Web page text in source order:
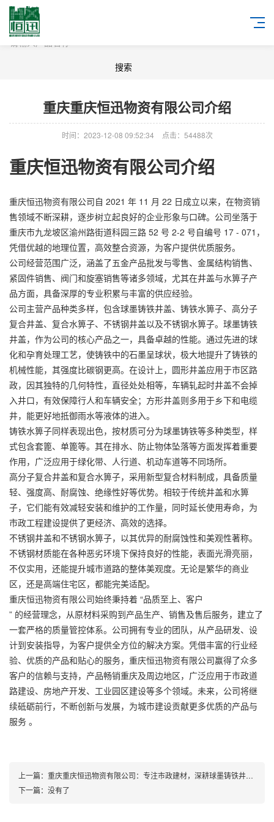
重庆重庆恒迅物资有限公司介绍​
时间：2023-12-08 09:52:34 点击：54488次
重庆恒迅物资有限公司介绍
重庆恒迅物资有限公司自 2021 年 11 月 22 日成立以来，在物资销
售领域不断深耕，逐步树立起良好的企业形象与口碑。公司坐落于
重庆市九龙坡区渝州路街道科园三路 52 号 2-2 号自编号 17 - 071，
凭借优越的地理位置，高效整合资源，为客户提供优质服务。
公司经营范围广泛，涵盖了五金产品批发与零售、金属结构销售、
紧固件销售、阀门和旋塞销售等诸多领域，尤其在井盖与水箅子产
品方面，具备深厚的专业积累与丰富的供应经验。
公司主营产品种类多样，包含球墨铸铁井盖、铸铁水箅子、高分子
复合井盖、复合水箅子、不锈钢井盖以及不锈钢水箅子。球墨铸铁
井盖，作为公司的核心产品之一，具备卓越的性能。通过先进的球
化和孕育处理工艺，使铸铁中的石墨呈球状，极大地提升了铸铁的
机械性能，其强度比碳钢更高。在设计上，圆形井盖应用于市区路
政，因其独特的几何特性，直径处处相等，车辆轧起时井盖不会掉
入井口，有效保障行人和车辆安全；方形井盖则多用于乡下和电缆
井，能更好地抵御雨水等液体的进入。
铸铁水箅子同样表现出色，按材质可分为球墨铸铁等多种类型，样
式包含套篦、单篦等。其在排水、防止物体坠落等方面发挥着重要
作用，广泛应用于绿化带、人行道、机动车道等不同场所。
高分子复合井盖和复合水箅子，采用新型复合材料制成，具备质量
轻、强度高、耐腐蚀、绝缘性好等优势。相较于传统井盖和水箅
子，它们能有效减轻安装和维护的工作量，同时延长使用寿命，为
市政工程建设提供了更经济、高效的选择。
不锈钢井盖和不锈钢水箅子，以其优异的耐腐蚀性和美观性著称。
不锈钢材质能在各种恶劣环境下保持良好的性能，表面光滑亮丽，
不仅实用，还能提升城市道路的整体美观度。无论是繁华的商业
区，还是高端住宅区，都能完美适配。
重庆恒迅物资有限公司始终秉持着 “品质至上、客户
” 的经营理念，从原材料采购到产品生产、销售及售后服务，建立了
一套严格的质量管控体系。公司拥有专业的团队，从产品研发、设
计到安装指导，为客户提供全方位的解决方案。凭借丰富的行业经
验、优质的产品和贴心的服务，重庆恒迅物资有限公司赢得了众多
客户的信赖与支持，产品畅销重庆及周边地区，广泛应用于市政道
路建设、房地产开发、工业园区建设等多个领域。未来，公司将继
续砥砺前行，不断创新与发展，为城市建设贡献更多优质的产品与
服务 。
上一篇： 重庆重庆恒迅物资有限公司：专注市政建材，深耕球墨铸铁井盖系列产品供应
下一篇： 没有了